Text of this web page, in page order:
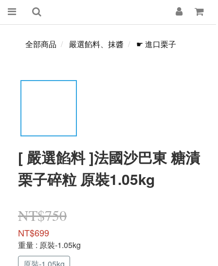
全部商品 嚴選餡料、抹醬 ☛ 進口栗子
[ 嚴選餡料 ]法國沙巴東 糖漬
栗子碎粒 原裝1.05kg
NT$750
NT$699
重量 : 原裝-1.05kg